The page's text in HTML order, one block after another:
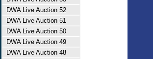
DWA Live Auction 52
DWA Live Auction 51
DWA Live Auction 50
DWA Live Auction 49
DWA Live Auction 48